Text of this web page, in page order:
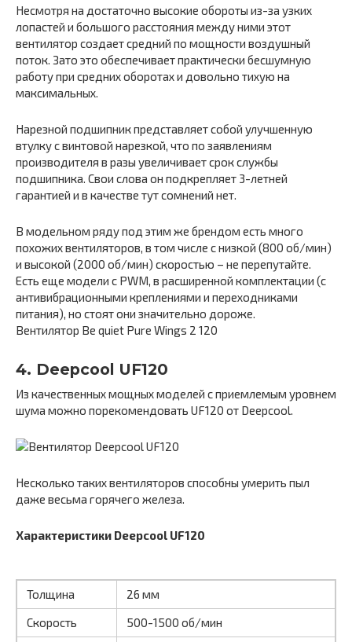
Несмотря на достаточно высокие обороты из-за узких
лопастей и большого расстояния между ними этот
вентилятор создает средний по мощности воздушный
поток. Зато это обеспечивает практически бесшумную
работу при средних оборотах и довольно тихую на
максимальных.
Нарезной подшипник представляет собой улучшенную
втулку с винтовой нарезкой, что по заявлениям
производителя в разы увеличивает срок службы
подшипника. Свои слова он подкрепляет 3-летней
гарантией и в качестве тут сомнений нет.
В модельном ряду под этим же брендом есть много
похожих вентиляторов, в том числе с низкой (800 об/мин)
и высокой (2000 об/мин) скоростью – не перепутайте.
Есть еще модели с PWM, в расширенной комплектации (с
антивибрационными креплениями и переходниками
питания), но стоят они значительно дороже.
Вентилятор Be quiet Pure Wings 2 120
4. Deepcool UF120
Из качественных мощных моделей с приемлемым уровнем
шума можно порекомендовать UF120 от Deepcool.
Несколько таких вентиляторов способны умерить пыл
даже весьма горячего железа.
Характеристики Deepcool UF120
Толщина
26 мм
Скорость
500-1500 об/мин